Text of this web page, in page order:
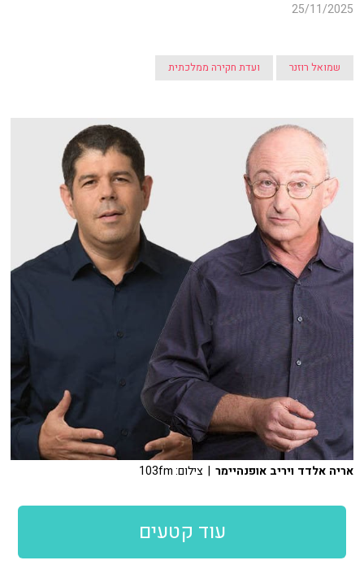
25/11/2025
שמואל רוזנר ועדת חקירה ממלכתית
אריה אלדד ויריב אופנהיימר | צילום: 103fm
עוד קטעים